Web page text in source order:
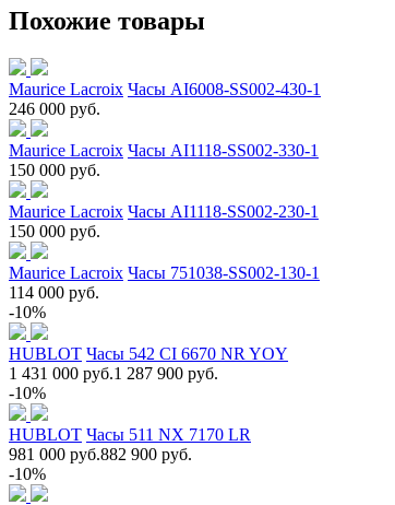
Похожие товары
Maurice Lacroix Часы AI6008-SS002-430-1
246 000 руб.
Maurice Lacroix Часы AI1118-SS002-330-1
150 000 руб.
Maurice Lacroix Часы AI1118-SS002-230-1
150 000 руб.
Maurice Lacroix Часы 751038-SS002-130-1
114 000 руб.
-10%
HUBLOT Часы 542 CI 6670 NR YOY
1 431 000 руб.1 287 900 руб.
-10%
HUBLOT Часы 511 NX 7170 LR
981 000 руб.882 900 руб.
-10%